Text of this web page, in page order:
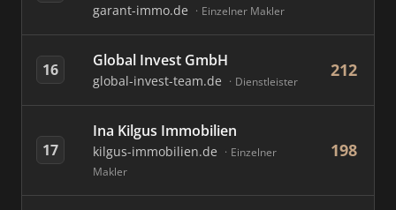
garant-immo.de Einzelner Makler
16 Global Invest GmbH
global-invest-team.de Dienstleister
212
17
Ina Kilgus Immobilien
kilgus-immobilien.de
Einzelner
Makler
198